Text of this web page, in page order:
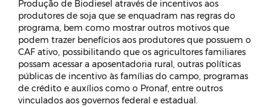
Produção de Biodiesel através de incentivos aos
produtores de soja que se enquadram nas regras do
programa, bem como mostrar outros motivos que
podem trazer benefícios aos produtores que possuem o
CAF ativo, possibilitando que os agricultores familiares
possam acessar a aposentadoria rural, outras políticas
públicas de incentivo às famílias do campo, programas
de crédito e auxílios como o Pronaf, entre outros
vinculados aos governos federal e estadual.